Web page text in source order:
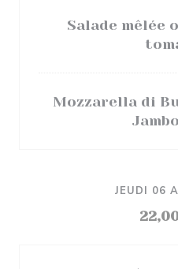
Salade mêlée
Mozzarella di
JEUDI 06